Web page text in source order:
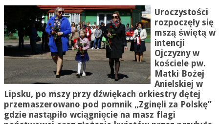
Uroczystości
rozpoczęły się
mszą świętą w
intencji
Ojczyzny w
kościele pw.
Matki Bożej
Anielskiej w
Lipsku, po mszy przy dźwiękach orkiestry dętej
przemaszerowano pod pomnik „Zginęli za Polskę”
gdzie nastąpiło wciągnięcie na masz flagi